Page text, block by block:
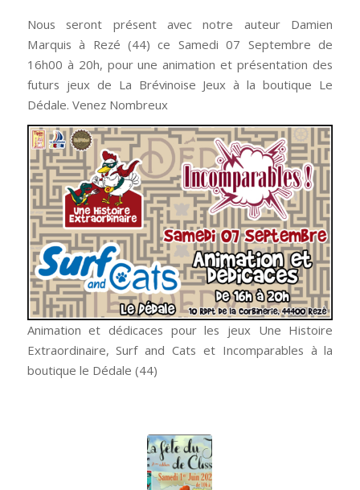
Nous seront présent avec notre auteur Damien
Marquis à Rezé (44) ce Samedi 07 Septembre de
16h00 à 20h, pour une animation et présentation des
futurs jeux de La Brévinoise Jeux à la boutique Le
Dédale. Venez Nombreux
Animation et dédicaces pour les jeux Une Histoire
Extraordinaire, Surf and Cats et Incomparables à la
boutique le Dédale (44)